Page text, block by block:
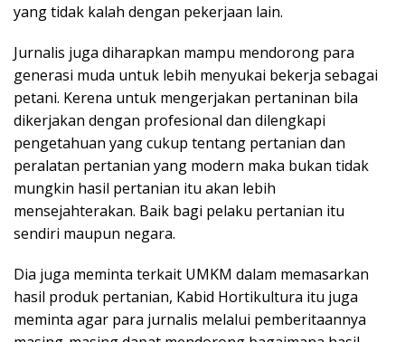
yang tidak kalah dengan pekerjaan lain.
Jurnalis juga diharapkan mampu mendorong para
generasi muda untuk lebih menyukai bekerja sebagai
petani. Kerena untuk mengerjakan pertaninan bila
dikerjakan dengan profesional dan dilengkapi
pengetahuan yang cukup tentang pertanian dan
peralatan pertanian yang modern maka bukan tidak
mungkin hasil pertanian itu akan lebih
mensejahterakan. Baik bagi pelaku pertanian itu
sendiri maupun negara.
Dia juga meminta terkait UMKM dalam memasarkan
hasil produk pertanian, Kabid Hortikultura itu juga
meminta agar para jurnalis melalui pemberitaannya